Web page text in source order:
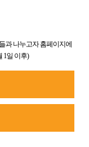
과 나누고자 홈페이지에
1일 이후)